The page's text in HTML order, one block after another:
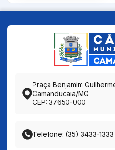
Praça Benjamim
Camanducaia/MG
CEP: 37650-000
Telefone: (35) 3433-1333